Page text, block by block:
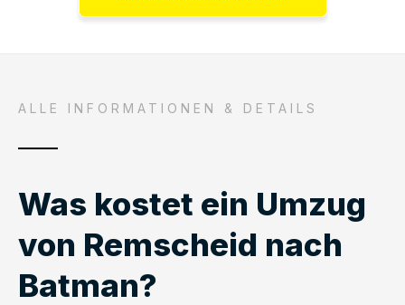
ALLE INFORMATIONEN & DETAILS
Was kostet ein Umzug
von Remscheid nach
Batman?